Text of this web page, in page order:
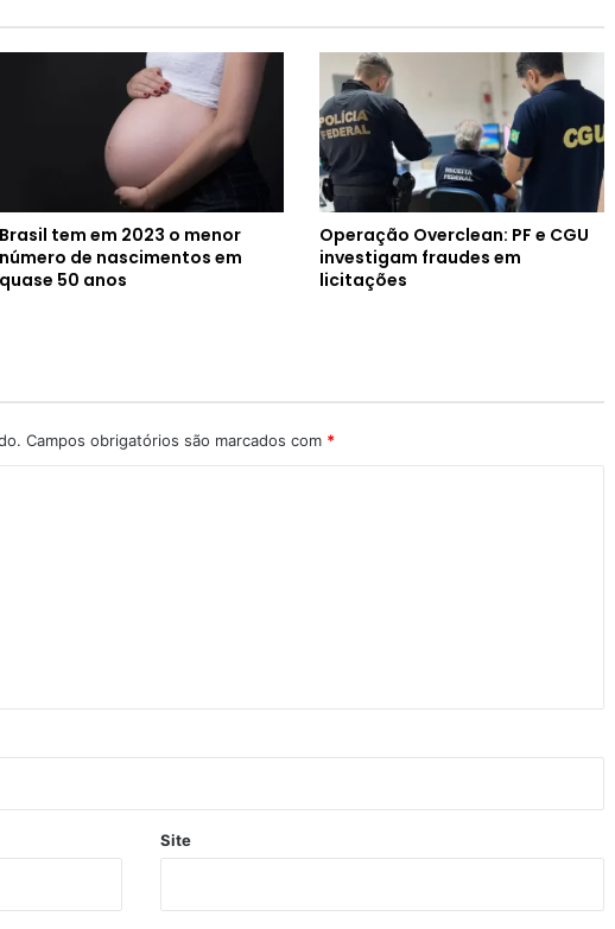
Brasil tem em 2023 o menor
número de nascimentos em
quase 50 anos
Operação Overclean: PF e CGU
investigam fraudes em
licitações
Campos obrigatórios são marcados com *
Site